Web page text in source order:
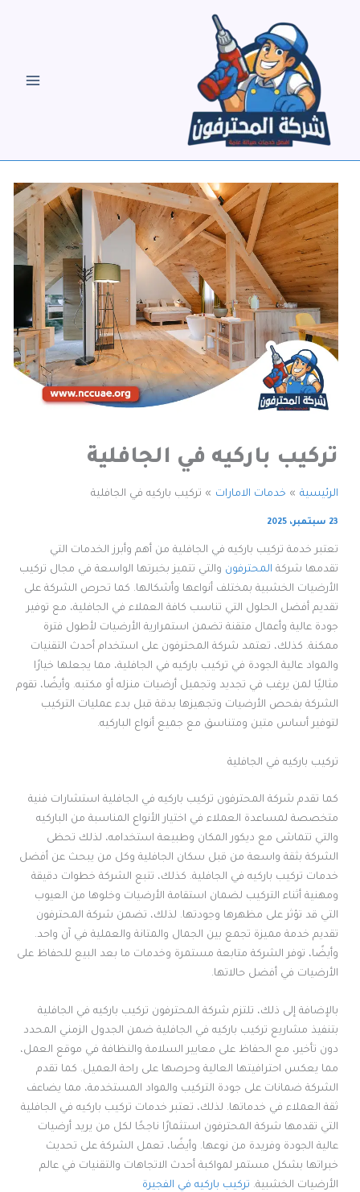
تركيب باركيه في الجافلية
الرئيسية خدمات الامارات تركيب باركيه في الجافلية
23 سبتمبر، 2025
تعتبر خدمة تركيب باركيه في الجافلية من أهم وأبرز الخدمات التي
تقدمها شركة المحترفون والتي تتميز بخبرتها الواسعة في مجال تركيب
الأرضيات الخشبية بمختلف أنواعها وأشكالها. كما تحرص الشركة على
تقديم أفضل الحلول التي تناسب كافة العملاء في الجافلية، مع توفير
جودة عالية وأعمال متقنة تضمن استمرارية الأرضيات لأطول فترة
ممكنة. كذلك، تعتمد شركة المحترفون على استخدام أحدث التقنيات
والمواد عالية الجودة في تركيب باركيه في الجافلية، مما يجعلها خيارًا
مثاليًا لمن يرغب في تجديد وتجميل أرضيات منزله أو مكتبه. وأيضًا، تقوم
الشركة بفحص الأرضيات وتجهيزها بدقة قبل بدء عمليات التركيب
لتوفير أساس متين ومتناسق مع جميع أنواع الباركيه.
تركيب باركيه في الجافلية
كما تقدم شركة المحترفون تركيب باركيه في الجافلية استشارات فنية
متخصصة لمساعدة العملاء في اختيار الأنواع المناسبة من الباركيه
والتي تتماشى مع ديكور المكان وطبيعة استخدامه، لذلك تحظى
الشركة بثقة واسعة من قبل سكان الجافلية وكل من يبحث عن أفضل
خدمات تركيب باركيه في الجافلية. كذلك، تتبع الشركة خطوات دقيقة
ومهنية أثناء التركيب لضمان استقامة الأرضيات وخلوها من العيوب
التي قد تؤثر على مظهرها وجودتها. لذلك، تضمن شركة المحترفون
تقديم خدمة مميزة تجمع بين الجمال والمتانة والعملية في آن واحد.
وأيضًا، توفر الشركة متابعة مستمرة وخدمات ما بعد البيع للحفاظ على
الأرضيات في أفضل حالاتها.
بالإضافة إلى ذلك، تلتزم شركة المحترفون تركيب باركيه في الجافلية
بتنفيذ مشاريع تركيب باركيه في الجافلية ضمن الجدول الزمني المحدد
دون تأخير، مع الحفاظ على معايير السلامة والنظافة في موقع العمل،
مما يعكس احترافيتها العالية وحرصها على راحة العميل. كما تقدم
الشركة ضمانات على جودة التركيب والمواد المستخدمة، مما يضاعف
ثقة العملاء في خدماتها. لذلك، تعتبر خدمات تركيب باركيه في الجافلية
التي تقدمها شركة المحترفون استثمارًا ناجحًا لكل من يريد أرضيات
عالية الجودة وفريدة من نوعها. وأيضًا، تعمل الشركة على تحديث
خبراتها بشكل مستمر لمواكبة أحدث الاتجاهات والتقنيات في عالم
الأرضيات الخشبية. تركيب باركيه في الفجيرة